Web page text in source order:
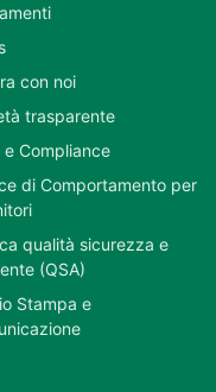
con noi
trasparente
e Compliance
di Comportamento per
qualità sicurezza e
(QSA)
Stampa e